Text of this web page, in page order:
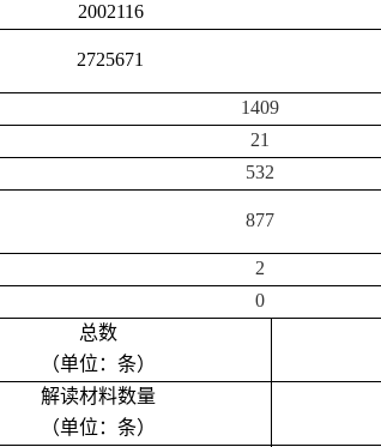
2002116
2725671
1409
21
532
877
2
0
总数
（单位：条）
解读材料数量
（单位：条）